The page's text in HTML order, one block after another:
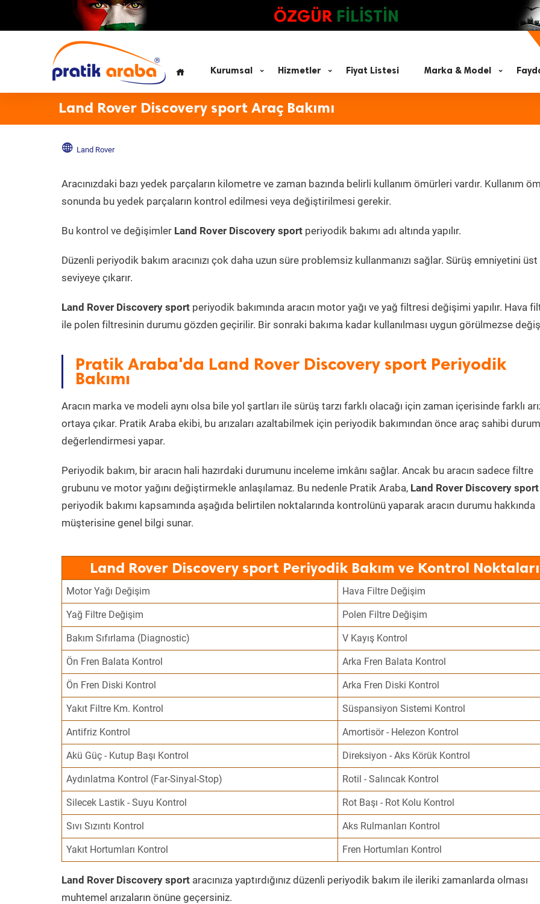
ÖZGÜR FİLİSTİN
Kurumsal Hizmetler Fiyat Listesi Marka & Model
Land Rover Discovery sport Araç Bakımı
Land Rover
Aracınızdaki bazı yedek parçaların kilometre ve zaman bazında belirli kullanım ömürleri vardır. Kullanım
sonunda bu yedek parçaların kontrol edilmesi veya değiştirilmesi gerekir.
Bu kontrol ve değişimler Land Rover Discovery sport periyodik bakımı adı altında yapılır.
Düzenli periyodik bakım aracınızı çok daha uzun süre problemsiz kullanmanızı sağlar. Sürüş emniyetini üst
seviyeye çıkarır.
Land Rover Discovery sport periyodik bakımında aracın motor yağı ve yağ filtresi değişimi yapılır. Hava
ile polen filtresinin durumu gözden geçirilir. Bir sonraki bakıma kadar kullanılması uygun görülmezse
Pratik Araba'da Land Rover Discovery sport Periyodik
Bakımı
Aracın marka ve modeli aynı olsa bile yol şartları ile sürüş tarzı farklı olacağı için zaman içerisinde farklı
ortaya çıkar. Pratik Araba ekibi, bu arızaları azaltabilmek için periyodik bakımından önce araç sahibi durum
değerlendirmesi yapar.
Periyodik bakım, bir aracın hali hazırdaki durumunu inceleme imkânı sağlar. Ancak bu aracın sadece filtre
grubunu ve motor yağını değiştirmekle anlaşılamaz. Bu nedenle Pratik Araba, Land Rover Discovery sport
periyodik bakımı kapsamında aşağıda belirtilen noktalarında kontrolünü yaparak aracın durumu hakkında
müşterisine genel bilgi sunar.
Land Rover Discovery sport Periyodik Bakım ve Kontrol Noktaları
Motor Yağı Değişim Hava Filtre Değişim
Yağ Filtre Değişim Polen Filtre Değişim
Bakım Sıfırlama (Diagnostic) V Kayış Kontrol
Ön Fren Balata Kontrol Arka Fren Balata Kontrol
Ön Fren Diski Kontrol Arka Fren Diski Kontrol
Yakıt Filtre Km. Kontrol Süspansiyon Sistemi Kontrol
Antifriz Kontrol Amortisör - Helezon Kontrol
Akü Güç - Kutup Başı Kontrol Direksiyon - Aks Körük Kontrol
Aydınlatma Kontrol (Far-Sinyal-Stop) Rotil - Salıncak Kontrol
Silecek Lastik - Suyu Kontrol Rot Başı - Rot Kolu Kontrol
Sıvı Sızıntı Kontrol Aks Rulmanları Kontrol
Yakıt Hortumları Kontrol Fren Hortumları Kontrol
Land Rover Discovery sport aracınıza yaptırdığınız düzenli periyodik bakım ile ileriki zamanlarda olması
muhtemel arızaların önüne geçersiniz.